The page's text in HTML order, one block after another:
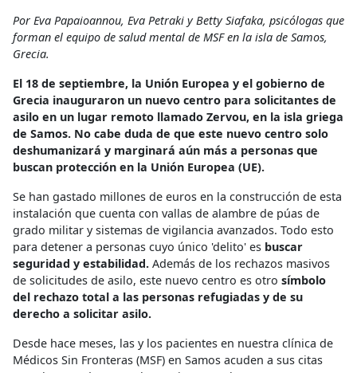
Por Eva Papaioannou, Eva Petraki y Betty Siafaka, psicólogas que
forman el equipo de salud mental de MSF en la isla de Samos,
Grecia.
El 18 de septiembre, la Unión Europea y el gobierno de
Grecia inauguraron un nuevo centro para solicitantes de
asilo en un lugar remoto llamado Zervou, en la isla griega
de Samos. No cabe duda de que este nuevo centro solo
deshumanizará y marginará aún más a personas que
buscan protección en la Unión Europea (UE).
Se han gastado millones de euros en la construcción de esta
instalación que cuenta con vallas de alambre de púas de
grado militar y sistemas de vigilancia avanzados. Todo esto
para detener a personas cuyo único 'delito' es buscar
seguridad y estabilidad. Además de los rechazos masivos
de solicitudes de asilo, este nuevo centro es otro símbolo
del rechazo total a las personas refugiadas y de su
derecho a solicitar asilo.
Desde hace meses, las y los pacientes en nuestra clínica de
Médicos Sin Fronteras (MSF) en Samos acuden a sus citas